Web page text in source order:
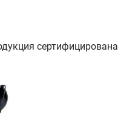
сертифицирована